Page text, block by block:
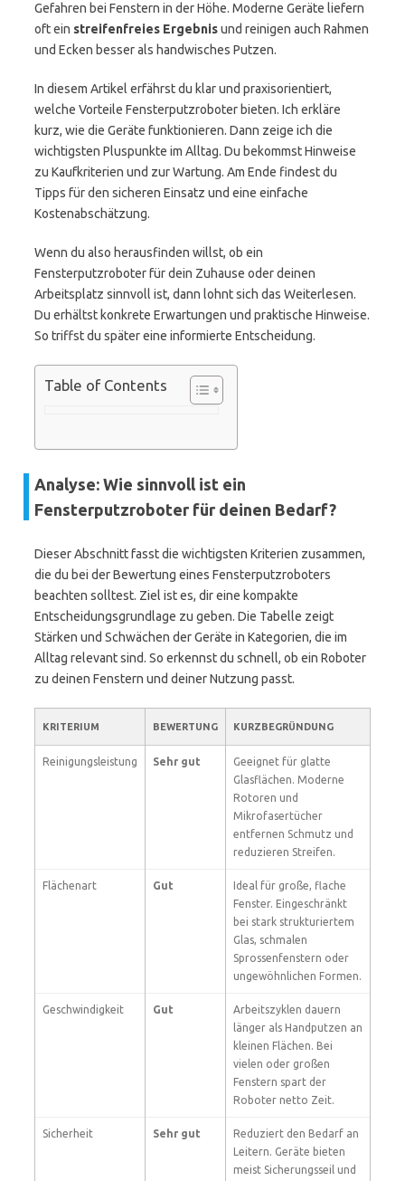
Gefahren bei Fenstern in der Höhe. Moderne Geräte liefern
oft ein streifenfreies Ergebnisund reinigen auch Rahmen
und Ecken besser als handwisches Putzen.
In diesem Artikel erfährst du klar und praxisorientiert,
welche Vorteile Fensterputzroboter bieten. Ich erkläre
kurz, wie die Geräte funktionieren. Dann zeige ich die
wichtigsten Pluspunkte im Alltag. Du bekommst Hinweise
zu Kaufkriterien und zur Wartung. Am Ende findest du
Tipps für den sicheren Einsatz und eine einfache
Kostenabschätzung.
Wenn du also herausfinden willst, ob ein
Fensterputzroboter für dein Zuhause oder deinen
Arbeitsplatz sinnvoll ist, dann lohnt sich das Weiterlesen.
Du erhältst konkrete Erwartungen und praktische Hinweise.
So triffst du später eine informierte Entscheidung.
Table of Contents
Analyse: Wie sinnvoll ist ein
Fensterputzroboter für deinen Bedarf?
Dieser Abschnitt fasst die wichtigsten Kriterien zusammen,
die du bei der Bewertung eines Fensterputzroboters
beachten solltest. Ziel ist es, dir eine kompakte
Entscheidungsgrundlage zu geben. Die Tabelle zeigt
Stärken und Schwächen der Geräte in Kategorien, die im
Alltag relevant sind. So erkennst du schnell, ob ein Roboter
zu deinen Fenstern und deiner Nutzung passt.
KRITERIUM BEWERTUNG KURZBEGRÜNDUNG
Reinigungsleistung Sehr gut
Geeignet für glatte
Glasflächen. Moderne
Rotoren und
Mikrofasertücher
entfernen Schmutz und
reduzieren Streifen.
Flächenart Gut
Ideal für große, flache
Fenster. Eingeschränkt
bei stark strukturiertem
Glas, schmalen
Sprossenfenstern oder
ungewöhnlichen Formen.
Geschwindigkeit Gut
Arbeitszyklen dauern
länger als Handputzen an
kleinen Flächen. Bei
vielen oder großen
Fenstern spart der
Roboter netto Zeit.
Sicherheit Sehr gut
Reduziert den Bedarf an
Leitern. Geräte bieten
meist Sicherungsseil und